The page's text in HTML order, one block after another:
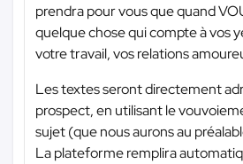
prendra pour vous que quand
quelque chose qui compte à vos
votre travail, vos relations
Les textes seront directement
prospect, en utilisant le
sujet (que nous aurons au
La plateforme remplira